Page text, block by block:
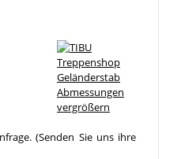
vergrößern
(Senden Sie uns ihre